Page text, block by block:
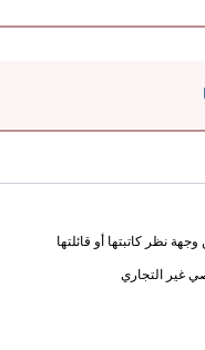
نظر كاتبتها أو قائلتها
غير التجاري